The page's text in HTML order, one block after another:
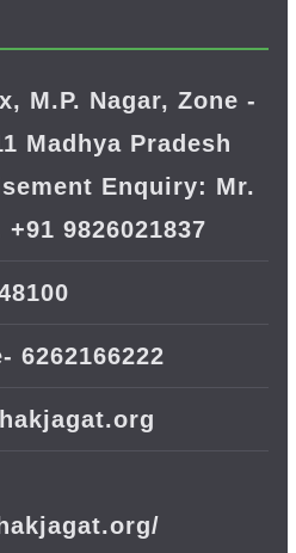
M.P. Nagar, Zone -
Madhya Pradesh
Enquiry: Mr.
9826021837
6262166222